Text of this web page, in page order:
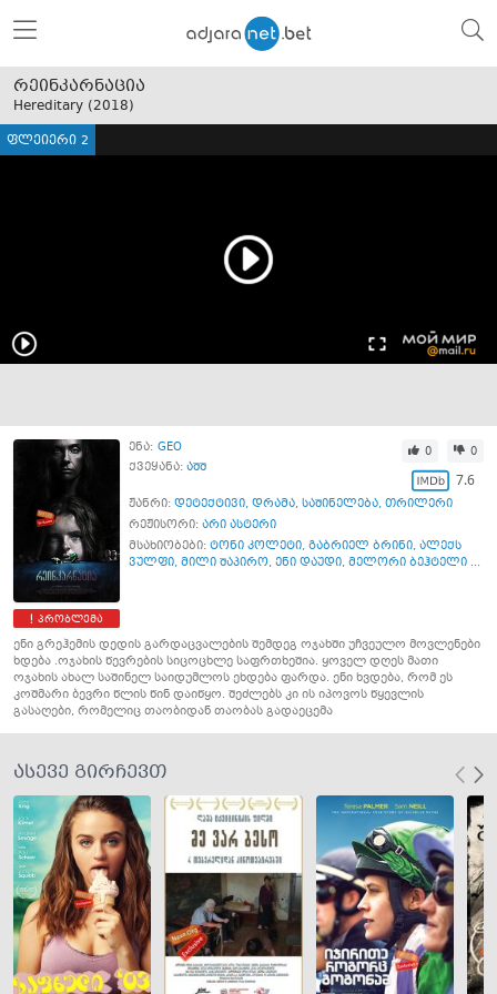
რეინკარნაცია
Hereditary (2018)
ფლეიერი 2
პრობლემა
ენა: GEO
ქვეყანა: აშშ
0 0
7.6
ჟანრი: დეტექტივი, დრამა, საშინელება, თრილერი
რეჟისორი: არი ასტერი
მსახიობები: ტონი კოლეტი, გაბრიელ ბრინი, ალექს
ვულფი, მილი შაპირო, ენი დაუდი, მელორი ბეჰტელი ...
ენი გრეჰემის დედის გარდაცვალების შემდეგ ოჯახში უჩვეულო მოვლენები
ხდება .ოჯახის წევრების სიცოცხლე საფრთხეშია. ყოველ დღეს მათი
ოჯახის ახალ საშინელ საიდუმლოს ეხდება ფარდა. ენი ხვდება, რომ ეს
კოშმარი ბევრი წლის წინ დაიწყო. შეძლებს კი ის იპოვოს წყევლის
გასაღები, რომელიც თაობიდან თაობას გადაეცემა
ასევე გირჩევთ